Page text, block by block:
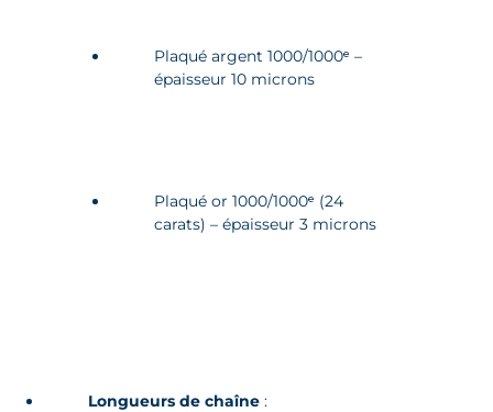
Plaqué argent 1000/1000ᵉ –
épaisseur 10 microns
Plaqué or 1000/1000ᵉ (24
carats) – épaisseur 3 microns
Longueurs de chaîne :